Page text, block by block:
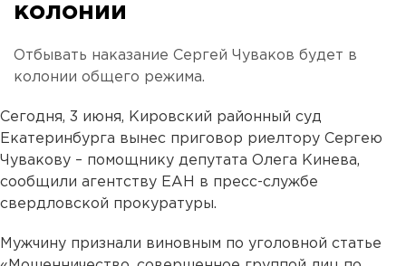
колонии
Отбывать наказание Сергей Чуваков будет в
колонии общего режима.
Сегодня, 3 июня, Кировский районный суд
Екатеринбурга вынес приговор риелтору Сергею
Чувакову – помощнику депутата Олега Кинева,
сообщили агентству ЕАН в пресс-службе
свердловской прокуратуры.
Мужчину признали виновным по уголовной статье